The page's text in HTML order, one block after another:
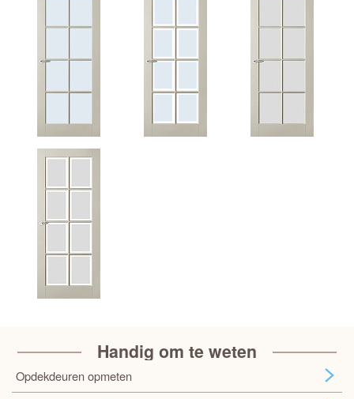
Handig om te weten
Opdekdeuren opmeten